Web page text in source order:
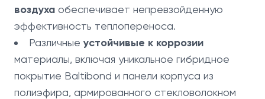
воздуха обеспечивает непревзойденную
эффективность теплопереноса.
Различныеустойчивые к коррозии
материалы, включая уникальное гибридное
покрытие Baltibond и панели корпуса из
полиэфира, армированного стекловолокном